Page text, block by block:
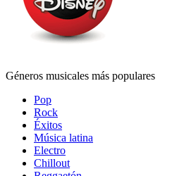
Géneros musicales más populares
Pop
Rock
Éxitos
Música latina
Electro
Chillout